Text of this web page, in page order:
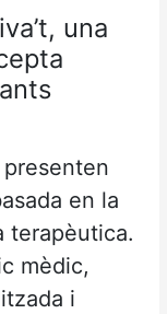
una
presenten
en la
terapèutica.
mèdic,
i